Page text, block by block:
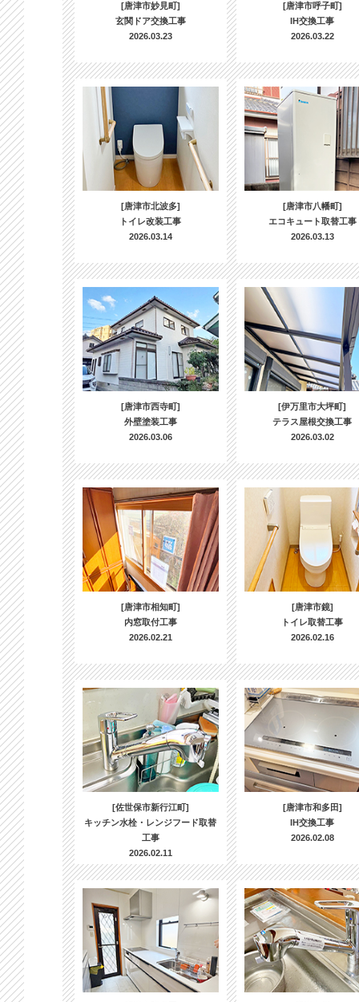
[唐津市妙見町]
玄関ドア交換工事
2026.03.23
[唐津市呼子町]
IH交換工事
2026.03.22
[唐津市北波多]
トイレ改装工事
2026.03.14
[唐津市八幡町]
エコキュート取替工事
2026.03.13
[唐津市西寺町]
外壁塗装工事
2026.03.06
[伊万里市大坪町]
テラス屋根交換工事
2026.03.02
[唐津市相知町]
内窓取付工事
2026.02.21
[唐津市鏡]
トイレ取替工事
2026.02.16
[佐世保市新行江町]
キッチン水栓・レンジフード取替
工事
2026.02.11
[唐津市和多田]
IH交換工事
2026.02.08